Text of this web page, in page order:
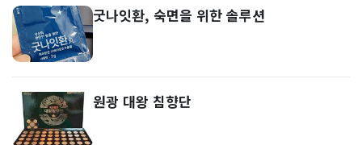
굿나잇환, 숙면을 위한 솔루션
원광 대왕 침향단